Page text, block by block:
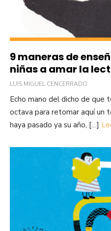
9 maneras de
niñas a amar la
LUIS MIGUEL CENCERRADO
Echo mano del dicho de que
octava para retomar aquí un
haya pasado ya su año, […]